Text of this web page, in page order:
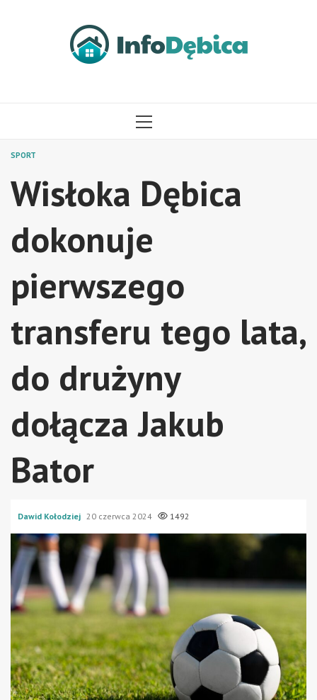
MENU
SPORT
Wisłoka Dębica
dokonuje
pierwszego
transferu tego lata,
do drużyny
dołącza Jakub
Bator
Dawid Kołodziej 20 czerwca 2024 1492